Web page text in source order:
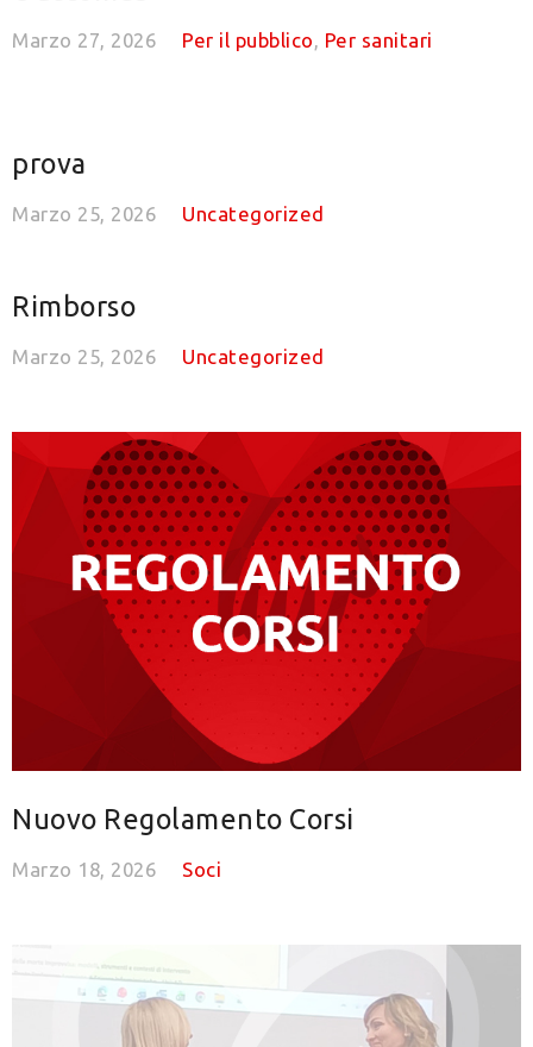
Marzo 27, 2026 Per il pubblico, Per sanitari
prova
Marzo 25, 2026 Uncategorized
Rimborso
Marzo 25, 2026 Uncategorized
Nuovo Regolamento Corsi
Marzo 18, 2026 Soci